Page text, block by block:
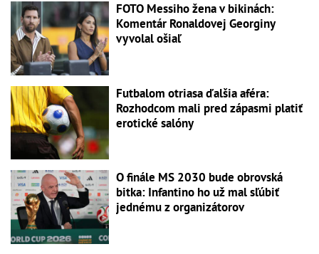
FOTO Messiho žena v bikinách:
Komentár Ronaldovej Georginy
vyvolal ošiaľ
Futbalom otriasa ďalšia aféra:
Rozhodcom mali pred zápasmi platiť
erotické salóny
O finále MS 2030 bude obrovská
bitka: Infantino ho už mal sľúbiť
jednému z organizátorov